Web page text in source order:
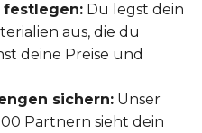
festlegen: Du legst dein
aus, die du
deine Preise und
sichern: Unser
Partnern sieht dein